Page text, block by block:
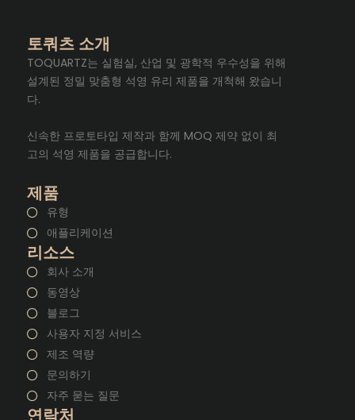
토쿼츠 소개
TOQUARTZ는 실험실, 산업 및 광학적 우수성을 위해
설계된 정밀 맞춤형 석영 유리 제품을 개척해 왔습니
다.
신속한 프로토타입 제작과 함께 MOQ 제약 없이 최
고의 석영 제품을 공급합니다.
제품
유형
애플리케이션
리소스
회사 소개
동영상
블로그
사용자 지정 서비스
제조 역량
문의하기
자주 묻는 질문
연락처